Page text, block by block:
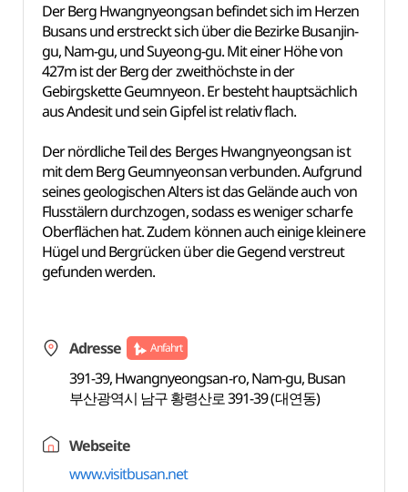
Der Berg Hwangnyeongsan befindet sich im Herzen
Busans und erstreckt sich über die Bezirke Busanjin-
gu, Nam-gu, und Suyeong-gu. Mit einer Höhe von
427m ist der Berg der zweithöchste in der
Gebirgskette Geumnyeon. Er besteht hauptsächlich
aus Andesit und sein Gipfel ist relativ flach.
Der nördliche Teil des Berges Hwangnyeongsan ist
mit dem Berg Geumnyeonsan verbunden. Aufgrund
seines geologischen Alters ist das Gelände auch von
Flusstälern durchzogen, sodass es weniger scharfe
Oberflächen hat. Zudem können auch einige kleinere
Hügel und Bergrücken über die Gegend verstreut
gefunden werden.
Adresse Anfahrt
391-39, Hwangnyeongsan-ro, Nam-gu, Busan
부산광역시 남구 황령산로 391-39 (대연동)
Webseite
www.visitbusan.net